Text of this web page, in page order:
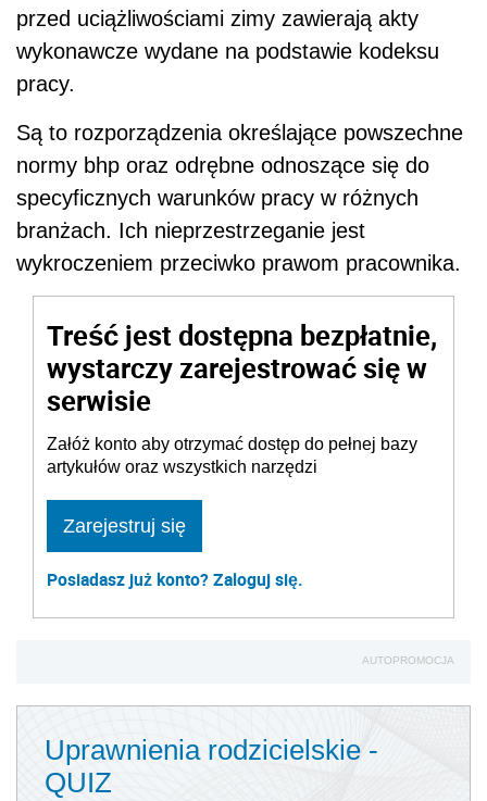
przed uciążliwościami zimy zawierają akty
wykonawcze wydane na podstawie kodeksu
pracy.
Są to rozporządzenia określające powszechne
normy bhp oraz odrębne odnoszące się do
specyficznych warunków pracy w różnych
branżach. Ich nieprzestrzeganie jest
wykroczeniem przeciwko prawom pracownika.
Treść jest dostępna bezpłatnie,
wystarczy zarejestrować się w
serwisie
Załóż konto aby otrzymać dostęp do pełnej bazy
artykułów oraz wszystkich narzędzi
Zarejestruj się
Posiadasz już konto? Zaloguj się.
AUTOPROMOCJA
Uprawnienia rodzicielskie -
QUIZ